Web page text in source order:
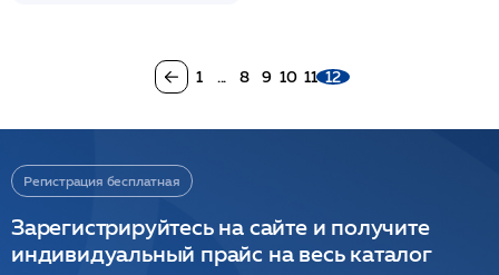
1 ... 8 9 10 11 12
Регистрация бесплатная
Зарегистрируйтесь на сайте и получите
индивидуальный прайс на весь каталог